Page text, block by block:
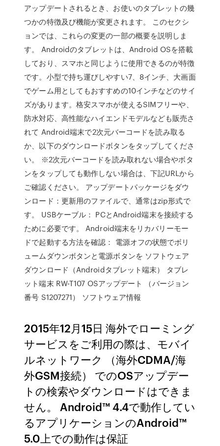
アップデートされるとき、お使いのタブレットの幾
つかの特徴及び機能が変更されます。 このセクシ
ョンでは、これらの変更の一部の概要を説明しま
す。 Androidのタブレットは、Android OSを搭載
しており、スマホと同じように使用できるのが特徴
です。小型で持ち運びしやすい7、8インチ、大画面
でゲーム用としてもおすすめの10インチなどのサイ
ズがあります。格安スマホが使えるSIMフリーや、
防水対応、高性能なハイエンドモデルなども販売さ
れて Android端末で2次元バーコードを読み取る
か、以下のダウンロードボタンをタップしてくださ
い。 ※2次元バーコードを読み取れない場合やボタ
ンをタップしても動作しない場合は、下記URLから
ご確認ください。 アップデートパッケージをダウ
ンロード：更新用のファイルで、通常はzip形式で
す。 USBケーブル： PCとAndroid端末を接続する
ために必要です。 Android端末をリカバリーモー
ドで起動する方法を確認： 電源オフの状態でボリ
ュームダウンボタンと電源ボタンを ソフトウェア
ダウンロード（Androidタブレット端末） タブレ
ット端末 RW-T107 OSアップデート （バージョン
番号 S1207271） ソフトウェア情報
2015年12月15日 海外でローミング
サービスをご利用の際は、モバイ
ルネットワーク （海外CDMA/海
外GSM接続） でのOSアップデー
トの検索やダウンロードはできま
せん。 Android™ 4.4で動作してい
るアプリケーションのAndroid™
5.0上での動作は保証